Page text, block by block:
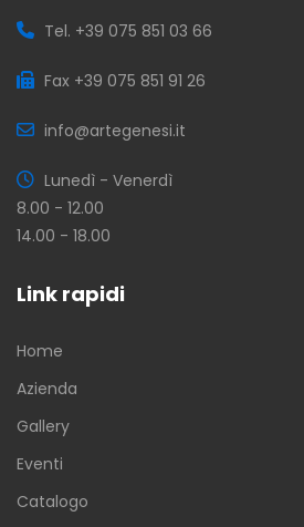
Tel. +39 075 851 03 66
Fax +39 075 851 91 26
info@artegenesi.it
Lunedì - Venerdì
8.00 - 12.00
14.00 - 18.00
Link rapidi
Home
Azienda
Gallery
Eventi
Catalogo